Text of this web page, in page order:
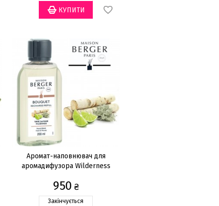
Аромат-наповнювач для
аромадифузора Wilderness
950 ₴
Закінчується